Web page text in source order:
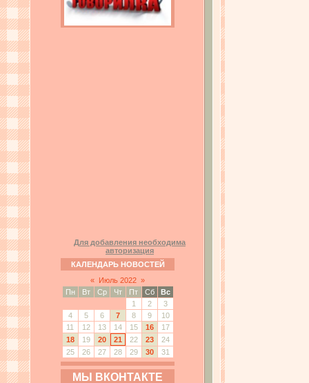
Для добавления необходима
авторизация
КАЛЕНДАРЬ НОВОСТЕЙ
«
Июль 2022 »
Пн
Вт Ср Чт Пт Сб
Вс
1
2
3
4
5 6 7 8 9
10
11
12 13 14 15 16
17
18
19 20 21 22 23
24
25
26 27 28 29 30 31
МЫ ВКОНТАКТЕ